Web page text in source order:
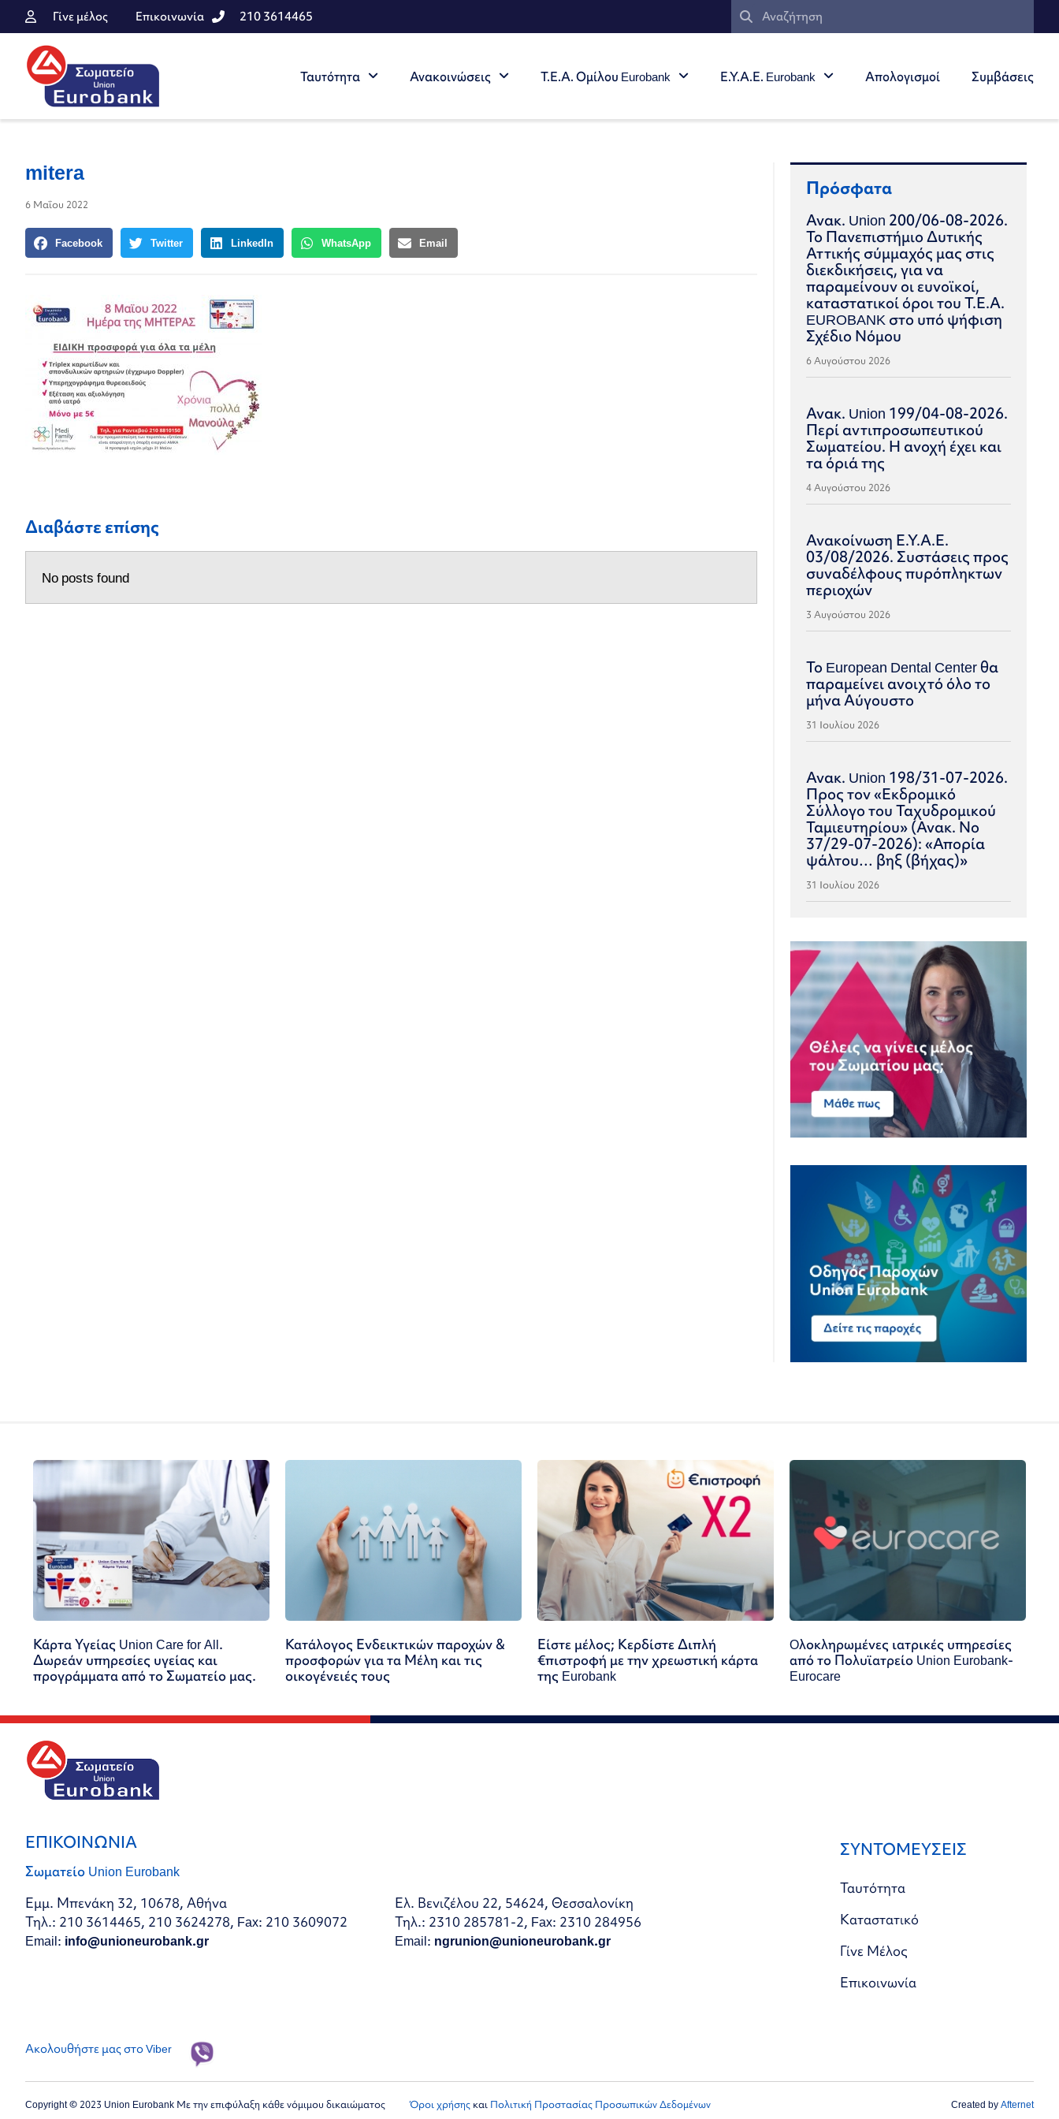
Γίνε μέλος Επικοινωνία 210 3614465
Ταυτότητα Ανακοινώσεις Τ.Ε.Α. Ομίλου Eurobank Ε.Υ.Α.Ε. Eurobank Απολογισμοί Συμβάσεις
mitera
6 Μαΐου 2022
Facebook Twitter LinkedIn WhatsApp Email
Διαβάστε επίσης
No posts found
Πρόσφατα
Ανακ. Union 200/06-08-2026.
Το Πανεπιστήμιο Δυτικής
Αττικής σύμμαχός μας στις
διεκδικήσεις, για να
παραμείνουν οι ευνοϊκοί,
καταστατικοί όροι του Τ.Ε.Α.
EUROBANK στο υπό ψήφιση
Σχέδιο Νόμου
6 Αυγούστου 2026
Ανακ. Union 199/04-08-2026.
Περί αντιπροσωπευτικού
Σωματείου. Η ανοχή έχει και
τα όριά της
4 Αυγούστου 2026
Ανακοίνωση Ε.Υ.Α.Ε.
03/08/2026. Συστάσεις προς
συναδέλφους πυρόπληκτων
περιοχών
3 Αυγούστου 2026
Το European Dental Center θα
παραμείνει ανοιχτό όλο το
μήνα Αύγουστο
31 Ιουλίου 2026
Ανακ. Union 198/31-07-2026.
Προς τον «Εκδρομικό
Σύλλογο του Ταχυδρομικού
Ταμιευτηρίου» (Ανακ. Νο
37/29-07-2026): «Απορία
ψάλτου… βηξ (βήχας)»
31 Ιουλίου 2026
Κάρτα Υγείας Union Care for All.
Δωρεάν υπηρεσίες υγείας και
προγράμματα από το Σωματείο μας.
Κατάλογος Ενδεικτικών παροχών &
προσφορών για τα Μέλη και τις
οικογένειές τους
Είστε μέλος; Κερδίστε Διπλή
€πιστροφή με την χρεωστική κάρτα
της Eurobank
Oλοκληρωμένες ιατρικές υπηρεσίες
από το Πολυϊατρείο Union Eurobank-
Eurocare
ΕΠΙΚΟΙΝΩΝΙΑ
Σωματείο Union Eurobank
Εμμ. Μπενάκη 32, 10678, Αθήνα
Τηλ.: 210 3614465, 210 3624278, Fax: 210 3609072
Email: info@unioneurobank.gr
Ελ. Βενιζέλου 22, 54624, Θεσσαλονίκη
Τηλ.: 2310 285781-2, Fax: 2310 284956
Email: ngrunion@unioneurobank.gr
ΣΥΝΤΟΜΕΥΣΕΙΣ
Ταυτότητα
Καταστατικό
Γίνε Μέλος
Επικοινωνία
Ακολουθήστε μας στο Viber
Copyright © 2023 Union Eurobank Με την επιφύλαξη κάθε νόμιμου δικαιώματος Όροι χρήσης και Πολιτική Προστασίας Προσωπικών Δεδομένων Created byAfternet